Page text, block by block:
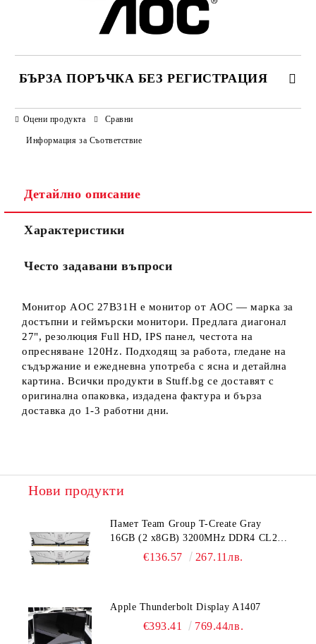
БЪРЗА ПОРЪЧКА БЕЗ РЕГИСТРАЦИЯ
САМО ПОПЪЛНЕТЕ 3 ПОЛЕТА
Оцени продукта Сравни
Информация за Съответствие
Детайлно описание
Характеристики
Често задавани въпроси
Монитор AOC 27B31H е монитор от AOC — марка за
достъпни и геймърски монитори. Предлага диагонал
27", резолюция Full HD, IPS панел, честота на
опресняване 120Hz. Подходящ за работа, гледане на
съдържание и ежедневна употреба с ясна и детайлна
картина. Всички продукти в Stuff.bg се доставят с
оригинална опаковка, издадена фактура и бърза
доставка до 1-3 работни дни.
Нови продукти
Памет Team Group T-Create Gray
16GB (2 x8GB) 3200MHz DDR4 CL22-
22-22-52 1.2V
€136.57 267.11лв.
Apple Thunderbolt Display A1407
€393.41 769.44лв.